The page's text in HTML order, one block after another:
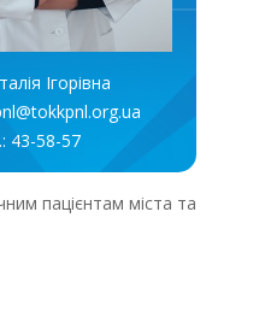
Ігорівна
43-58-57
пацієнтам міста та